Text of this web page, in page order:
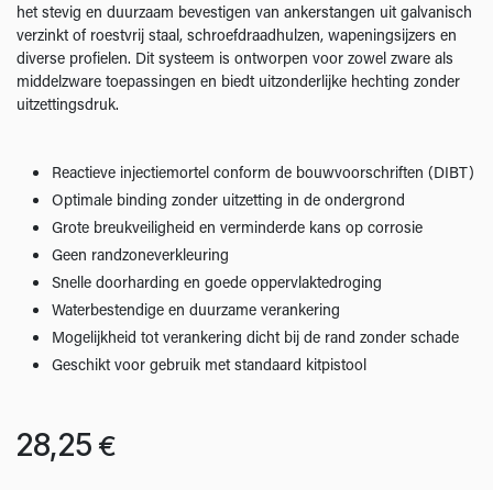
het stevig en duurzaam bevestigen van ankerstangen uit galvanisch
verzinkt of roestvrij staal, schroefdraadhulzen, wapeningsijzers en
diverse profielen. Dit systeem is ontworpen voor zowel zware als
middelzware toepassingen en biedt uitzonderlijke hechting zonder
uitzettingsdruk.
Reactieve injectiemortel conform de bouwvoorschriften (DIBT)
Optimale binding zonder uitzetting in de ondergrond
Grote breukveiligheid en verminderde kans op corrosie
Geen randzoneverkleuring
Snelle doorharding en goede oppervlaktedroging
Waterbestendige en duurzame verankering
Mogelijkheid tot verankering dicht bij de rand zonder schade
Geschikt voor gebruik met standaard kitpistool
28,25 €